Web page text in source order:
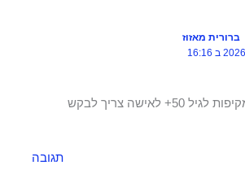
ברורית מאזוז
איזה בדיקות דם מקיפות לגיל 50+ לאישה צריך לבקש
תגובה